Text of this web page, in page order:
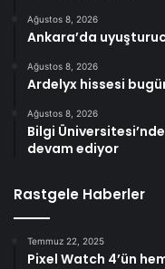
Ağustos 8, 2026
Ankara’da
Ağustos 8, 2026
Ardelyx hissesi
Ağustos 8, 2026
Bilgi
devam ediyor
Rastgele Haberler
Temmuz 22, 2025
Pixel Watch 4’ün